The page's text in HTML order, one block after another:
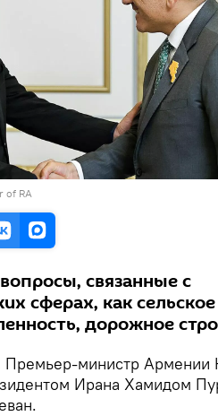
of RA
связанные с
сферах, как
дорожное
Премьер-министр Армении
Ирана Хамидом